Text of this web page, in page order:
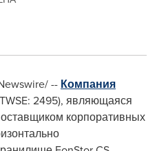
-- Компания
2495), являющаяся
корпоративных